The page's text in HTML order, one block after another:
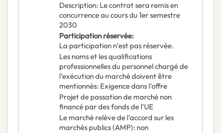
Description: Le contrat sera remis en
concurrence au cours du 1er semestre
2030
Participation réservée:
La participation n’est pas réservée.
Les noms et les qualifications
professionnelles du personnel chargé de
l’exécution du marché doivent être
mentionnés: Exigence dans l’offre
Projet de passation de marché non
financé par des fonds de l’UE
Le marché relève de l’accord sur les
marchés publics (AMP): non